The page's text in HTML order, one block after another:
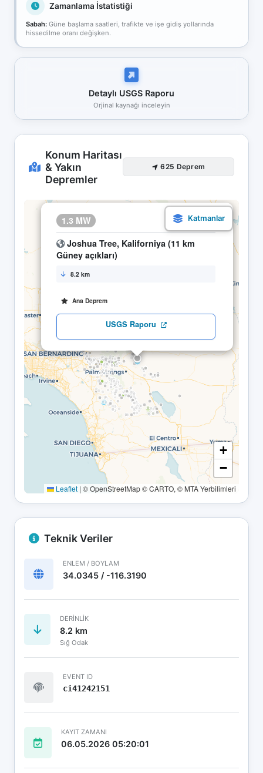
Zamanlama İstatistiği
Sabah: Güne başlama saatleri, trafikte ve işe gidiş yollarında
hissedilme oranı değişken.
Detaylı USGS Raporu
Orjinal kaynağı inceleyin
Konum Haritası
& Yakın
Depremler
625 Deprem
1.3 MW 06.05 08:15
Joshua Tree, Kaliforniya (11 km
Güney açıkları)
8.2 km
Ana Deprem
USGS Raporu
×
+
−
Leaflet | © OpenStreetMap © CARTO, © MTA Yerbilimleri
Teknik Veriler
ENLEM / BOYLAM
34.0345 / -116.3190
DERINLIK
8.2 km
Sığ Odak
EVENT ID
ci41242151
KAYIT ZAMANI
06.05.2026 05:20:01